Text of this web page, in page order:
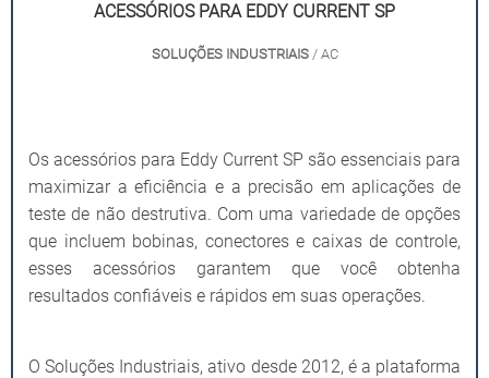
ACESSÓRIOS PARA EDDY CURRENT SP
SOLUÇÕES INDUSTRIAIS/ AC
Os acessórios para Eddy Current SP são essenciais para
maximizar a eficiência e a precisão em aplicações de
teste de não destrutiva. Com uma variedade de opções
que incluem bobinas, conectores e caixas de controle,
esses acessórios garantem que você obtenha
resultados confiáveis e rápidos em suas operações.
O Soluções Industriais, ativo desde 2012, é a plataforma